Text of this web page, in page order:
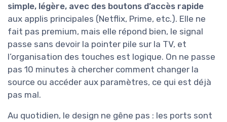
simple, légère, avec des boutons d’accès rapide
aux applis principales (Netflix, Prime, etc.). Elle ne
fait pas premium, mais elle répond bien, le signal
passe sans devoir la pointer pile sur la TV, et
l’organisation des touches est logique. On ne passe
pas 10 minutes à chercher comment changer la
source ou accéder aux paramètres, ce qui est déjà
pas mal.
Au quotidien, le design ne gêne pas : les ports sont